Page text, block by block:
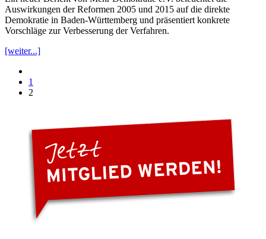
Auswirkungen der Reformen 2005 und 2015 auf die direkte
Demokratie in Baden-Württemberg und präsentiert konkrete
Vorschläge zur Verbesserung der Verfahren.
[weiter...]
1
2